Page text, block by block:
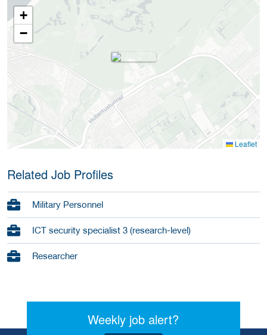
+
−
Leaflet
Related Job Profiles
Military Personnel
ICT security specialist 3 (research-level)
Researcher
Weekly job alert?